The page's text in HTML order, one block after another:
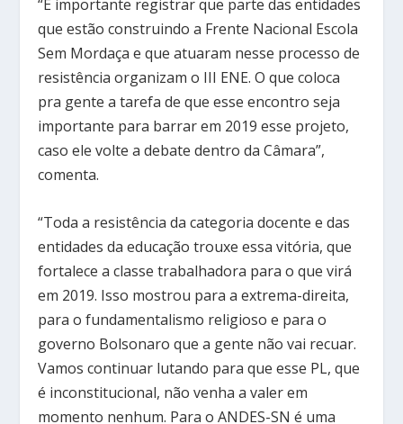
“É importante registrar que parte das entidades
que estão construindo a Frente Nacional Escola
Sem Mordaça e que atuaram nesse processo de
resistência organizam o III ENE. O que coloca
pra gente a tarefa de que esse encontro seja
importante para barrar em 2019 esse projeto,
caso ele volte a debate dentro da Câmara”,
comenta.
“Toda a resistência da categoria docente e das
entidades da educação trouxe essa vitória, que
fortalece a classe trabalhadora para o que virá
em 2019. Isso mostrou para a extrema-direita,
para o fundamentalismo religioso e para o
governo Bolsonaro que a gente não vai recuar.
Vamos continuar lutando para que esse PL, que
é inconstitucional, não venha a valer em
momento nenhum. Para o ANDES-SN é uma